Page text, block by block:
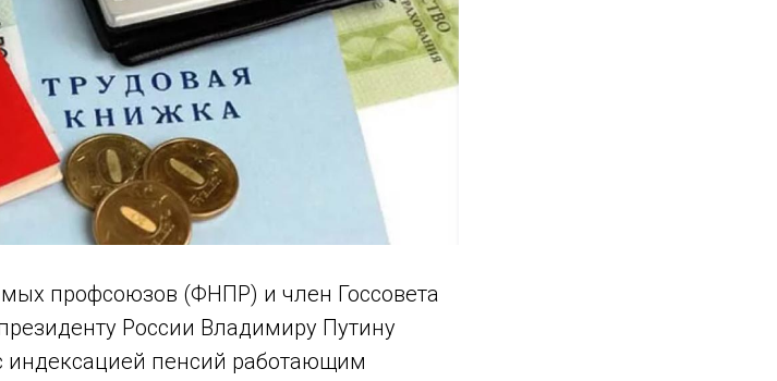
профсоюзов (ФНПР) и член Госсовета
России Владимиру Путину
индексацией пенсий работающим